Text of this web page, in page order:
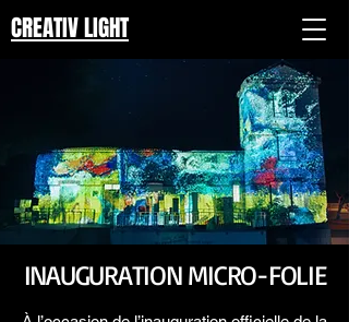
CREATIV LIGHT
INAUGURATION MICRO-FOLIE